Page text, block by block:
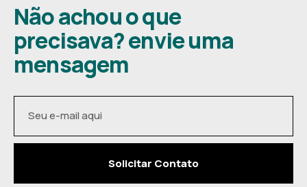
Não achou o que
precisava? envie uma
mensagem
Solicitar Contato